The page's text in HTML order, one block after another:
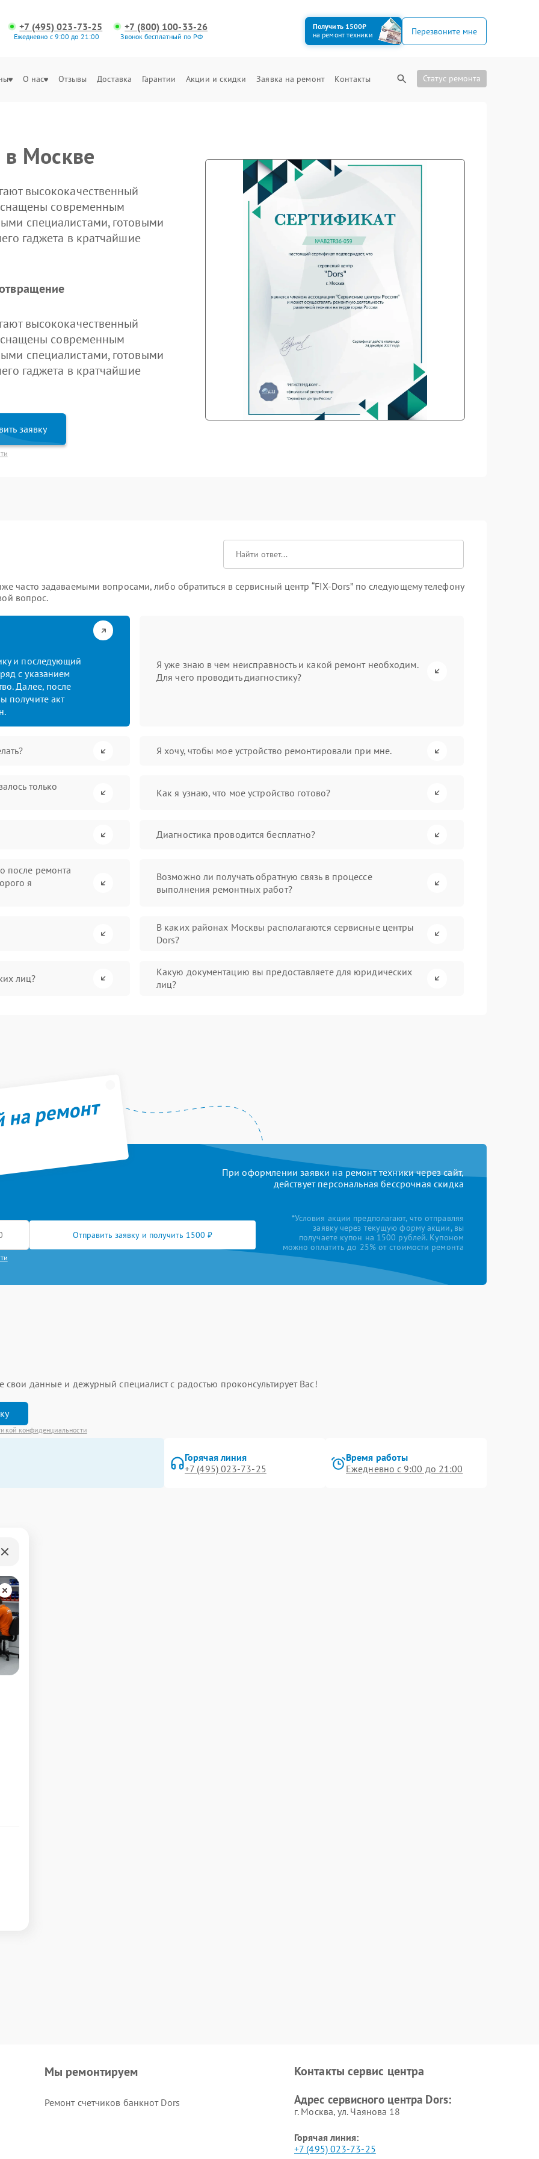
+7 (495) 023-73-25
Ежедневно с 9:00 до 21:00
+7 (800) 100-33-26
Звонок бесплатный по РФ
Получить 1500₽
на ремонт техники
Перезвоните мне
О нас Отзывы Доставка Гарантии Акции и скидки Заявка на ремонт Контакты Статус ремонта
в Москве
высококачественный
современным
специалистами, готовыми
гаджета в кратчайшие
высококачественный
современным
специалистами, готовыми
гаджета в кратчайшие
заявку
часто задаваемыми вопросами, либо обратиться в сервисный центр “FIX-Dors” по следующему телефону
вопрос.
и последующий
с указанием
Далее, после
получите акт
Я уже знаю в чем неисправность и какой ремонт необходим.
Для чего проводить диагностику?
Я хочу, чтобы мое устройство ремонтировали при мне.
только
Как я узнаю, что мое устройство готово?
Диагностика проводится бесплатно?
после ремонта
я
Возможно ли получать обратную связь в процессе
выполнения ремонтных работ?
В каких районах Москвы располагаются сервисные центры
Dors?
лиц?
Какую документацию вы предоставляете для юридических
лиц?
ремонт
При оформлении заявки на ремонт техники через сайт,
действует персональная бессрочная скидка
Отправить заявку и получить 1500 ₽
*Условия акции предполагают, что отправляя
заявку через текущую форму акции, вы
получаете купон на 1500 рублей. Купоном
можно оплатить до 25% от стоимости ремонта
свои данные и дежурный специалист с радостью проконсультирует Вас!
конфиденциальности
Горячая линия
+7 (495) 023-73-25
Время работы
Ежедневно с 9:00 до 21:00
Мы ремонтируем
Ремонт счетчиков банкнот Dors
Контакты сервис центра
Адрес сервисного центра Dors:
г. Москва, ул. Чаянова 18
Горячая линия:
+7 (495) 023-73-25